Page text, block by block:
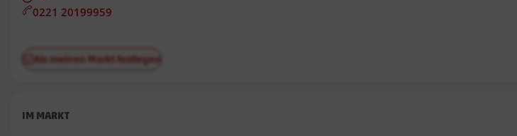
0221 20199959
Als meinen Markt festlegen
IM MARKT